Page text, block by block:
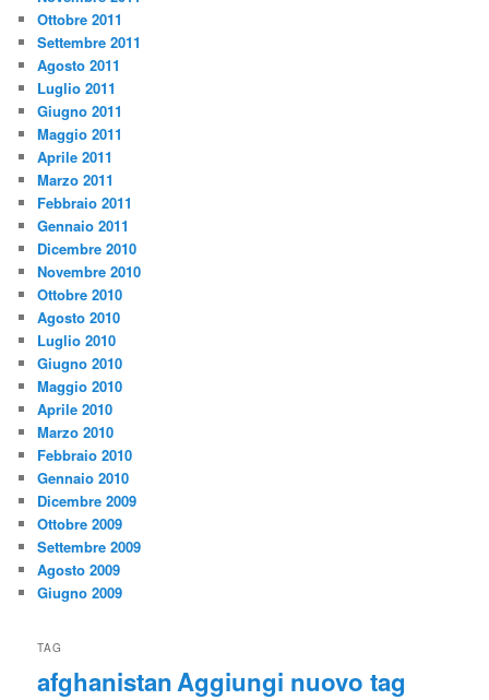
Ottobre 2011
Settembre 2011
Agosto 2011
Luglio 2011
Giugno 2011
Maggio 2011
Aprile 2011
Marzo 2011
Febbraio 2011
Gennaio 2011
Dicembre 2010
Novembre 2010
Ottobre 2010
Agosto 2010
Luglio 2010
Giugno 2010
Maggio 2010
Aprile 2010
Marzo 2010
Febbraio 2010
Gennaio 2010
Dicembre 2009
Ottobre 2009
Settembre 2009
Agosto 2009
Giugno 2009
TAG
afghanistanAggiungi nuovo tag